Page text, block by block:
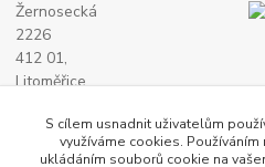
Žernosecká
2226
412 01,
Litoměřice
(+420) 416 733
S cílem usnadnit uživatelům
využíváme cookies.
ukládáním souborů cookie na